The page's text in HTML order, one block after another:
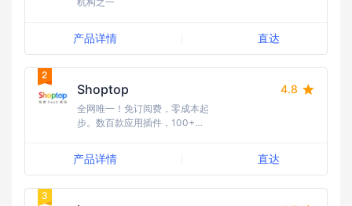
产品详情 直达
Shoptop 4.8
全网唯一！免订阅费，零成本起
步。数百款应用插件，100+行
验，流量资源丰富，引流成本
低；随时随地需求响应，国内卖
家更友好，强势助力品牌出海。
产品详情 直达